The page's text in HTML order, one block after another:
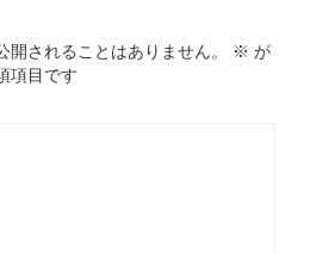
開されることはありません。 ※ が
項目です